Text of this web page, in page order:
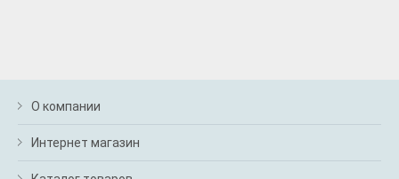
О компании
Интернет магазин